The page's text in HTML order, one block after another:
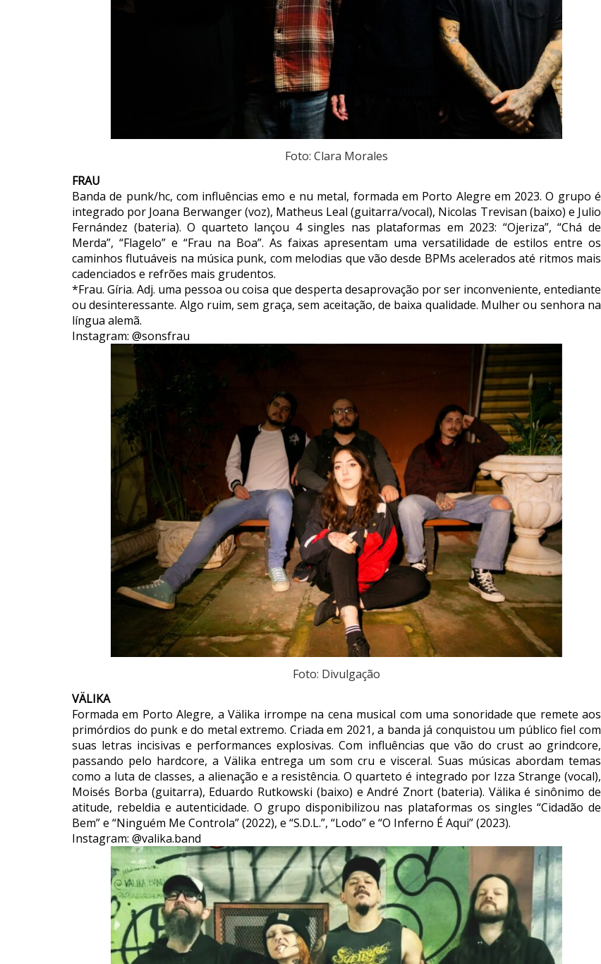
Foto: Clara Morales
FRAU
Banda de punk/hc, com influências emo e nu metal, formada em Porto Alegre em 2023. O grupo é
integrado por Joana Berwanger (voz), Matheus Leal (guitarra/vocal), Nicolas Trevisan (baixo) e Julio
Fernández (bateria). O quarteto lançou 4 singles nas plataformas em 2023: “Ojeriza”, “Chá de
Merda”, “Flagelo” e “Frau na Boa”. As faixas apresentam uma versatilidade de estilos entre os
caminhos flutuáveis na música punk, com melodias que vão desde BPMs acelerados até ritmos mais
cadenciados e refrões mais grudentos.
*Frau. Gíria. Adj. uma pessoa ou coisa que desperta desaprovação por ser inconveniente, entediante
ou desinteressante. Algo ruim, sem graça, sem aceitação, de baixa qualidade. Mulher ou senhora na
língua alemã.
Instagram: @sonsfrau
Foto: Divulgação
VÄLIKA
Formada em Porto Alegre, a Välika irrompe na cena musical com uma sonoridade que remete aos
primórdios do punk e do metal extremo. Criada em 2021, a banda já conquistou um público fiel com
suas letras incisivas e performances explosivas. Com influências que vão do crust ao grindcore,
passando pelo hardcore, a Välika entrega um som cru e visceral. Suas músicas abordam temas
como a luta de classes, a alienação e a resistência. O quarteto é integrado por Izza Strange (vocal),
Moisés Borba (guitarra), Eduardo Rutkowski (baixo) e André Znort (bateria). Välika é sinônimo de
atitude, rebeldia e autenticidade. O grupo disponibilizou nas plataformas os singles “Cidadão de
Bem” e “Ninguém Me Controla” (2022), e “S.D.L.”, “Lodo” e “O Inferno É Aqui” (2023).
Instagram: @valika.band